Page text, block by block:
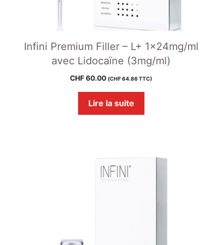
Infini Premium Filler – L+ 1x24mg/ml
avec Lidocaïne (3mg/ml)
CHF60.00 (CHF64.86TTC)
Lire la suite